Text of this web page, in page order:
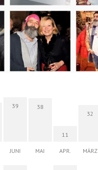
39
JUNI
38
MAI
11
APR.
32
MÄRZ